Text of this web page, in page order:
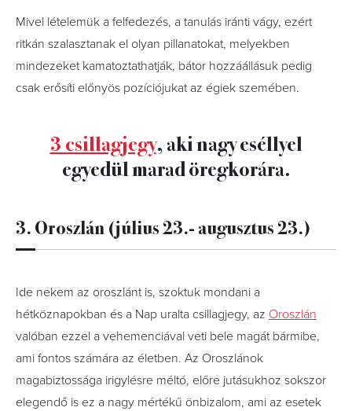
Mivel lételemük a felfedezés, a tanulás iránti vágy, ezért
ritkán szalasztanak el olyan pillanatokat, melyekben
mindezeket kamatoztathatják, bátor hozzáállásuk pedig
csak erősíti előnyös pozíciójukat az égiek szemében.
3 csillagjegy, aki nagy eséllyel
egyedül marad öregkorára.
3. Oroszlán (július 23.- augusztus 23.)
Ide nekem az oroszlánt is, szoktuk mondani a
hétköznapokban és a Nap uralta csillagjegy, az Oroszlán
valóban ezzel a vehemenciával veti bele magát bármibe,
ami fontos számára az életben. Az Oroszlánok
magabiztossága irigylésre méltó, előre jutásukhoz sokszor
elegendő is ez a nagy mértékű önbizalom, ami az esetek